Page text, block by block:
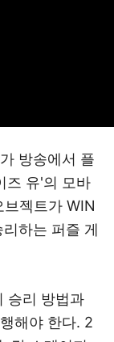
방송에서 플
즈 유'의 모바
젝트가 WIN
하는 퍼즐 게
승리 방법과
해야 한다. 2